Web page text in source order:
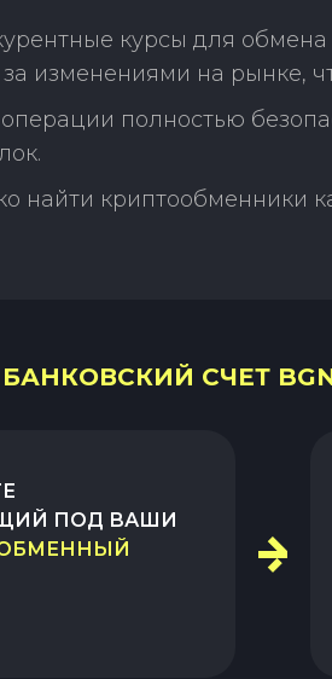
курсы для обмена
изменениями на рынке,
полностью
найти криптообменники
БАНКОВСКИЙ СЧЕТ
ПОД ВАШИ